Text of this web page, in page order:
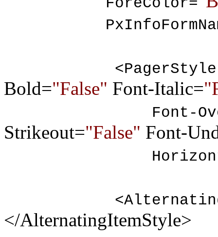
<PagerStyle
Bold="False" Font-Italic=
Font-
Strikeout="False" Font-
</AlternatingItemStyle>